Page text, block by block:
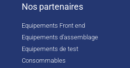
Nos partenaires
Equipements Front end
Equipements d’assemblage
Equipements de test
Consommables